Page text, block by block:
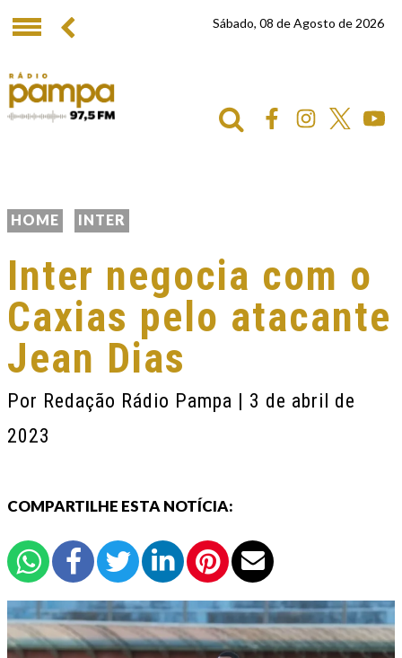
Sábado, 08 de Agosto de 2026
HOME INTER
Inter negocia com o
Caxias pelo atacante
Jean Dias
Por Redação Rádio Pampa | 3 de abril de
2023
COMPARTILHE ESTA NOTÍCIA: